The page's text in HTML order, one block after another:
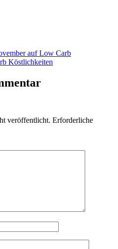
auf Low Carb
Köstlichkeiten
veröffentlicht. Erforderliche